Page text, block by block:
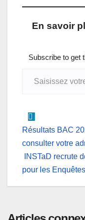
p
b
o
k
e
I
n
En savoir
Subscribe to get
de
l’article
Résultats BAC
consulter votre
INSTaD recrute
pour les